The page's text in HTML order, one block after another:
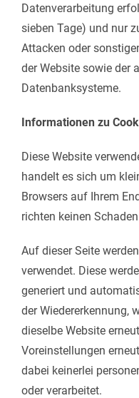
Datenverarbeitung
sieben Tage) und nur
Attacken oder
der Website sowie der
Datenbanksysteme.
Informationen zu
Diese Website
handelt es sich um
Browsers auf Ihrem
richten keinen
Auf dieser Seite
verwendet. Diese
generiert und
der Wiedererkennung,
dieselbe Website
Voreinstellungen
dabei keinerlei
oder verarbeitet.